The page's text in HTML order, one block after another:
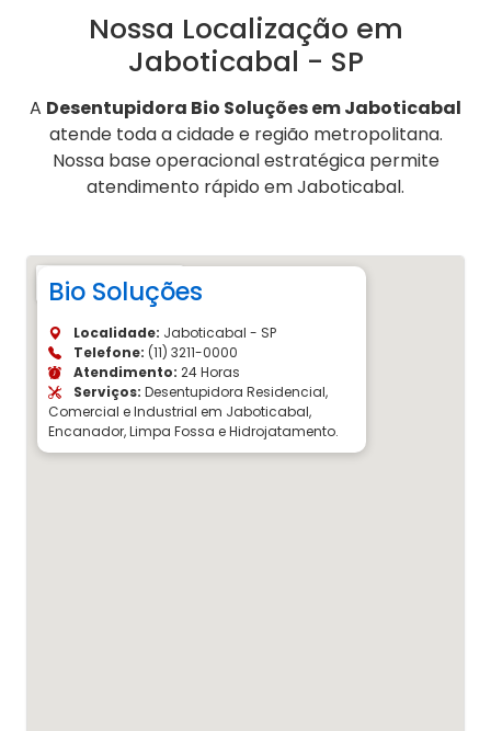
Nossa Localização em
Jaboticabal - SP
A Desentupidora Bio Soluções em Jaboticabal
atende toda a cidade e região metropolitana.
Nossa base operacional estratégica permite
atendimento rápido em Jaboticabal.
Bio Soluções
Localidade: Jaboticabal - SP
Telefone: (11) 3211-0000
Atendimento: 24 Horas
Serviços: Desentupidora Residencial,
Comercial e Industrial em Jaboticabal,
Encanador, Limpa Fossa e Hidrojatamento.